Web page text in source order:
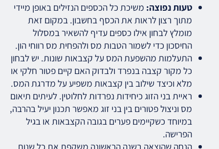
טעות נפוצה: משיכת כל הכספים הנזילים באופן מיידי
מתוך רצון לראות את הכסף בחשבון. במקום זאת
מומלץ לבחון אילו כספים עדיף להשאיר במסלול
החיסכון כדי לשמור הטבות מס ולהפחית מס רווחי הון.
התעלמות מהשפעת המס על קצבאות שונות. יש לבחון
כל מקור קצבה בנפרד ולבדוק האם קיים פטור חלקי או
מלא וכיצד שילוב בין קצבאות משפיע על מדרגת המס.
ראיית בני הזוג כיחידות נפרדות לחלוטין. לעיתים תיאום
מס וניצול פטורים בין בני זוג מאפשר תכנון יעיל בהרבה,
במיוחד כשקיימים פערים בגובה הקצבאות או בגיל
הפרישה.
הנחה שהוצאה בשנה הראשונה משקפת את כל שנות